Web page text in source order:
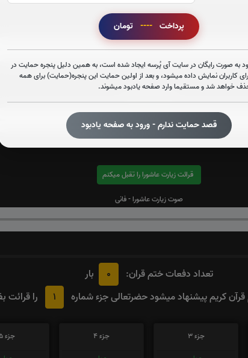
پرداخت ---- تومان
به صورت رایگان در سایت آی پُرسه ایجاد شده است، به همین دلیل پنجره حمایت در
کاربران نمایش داده میشود، و بعد از اولین حمایت این پنجره(حمایت) برای همه
حذف خواهد شد و مستقیما وارد صفحه یادبود میشوند.
قصد حمایت ندارم - ورود به صفحه یادبود
صوت سوره ملک
صوت آیت الکرسی
قرائت زیارت عاشورا را تقبل میکنم
صوت زیارت عاشورا - فانی
تعداد دفعات ختم قران: 0
بار
کریم پیشنهاد میشود حضرتعالی جزء شماره
1 را قرائت
جزء 3
جزء 4
جزء 5